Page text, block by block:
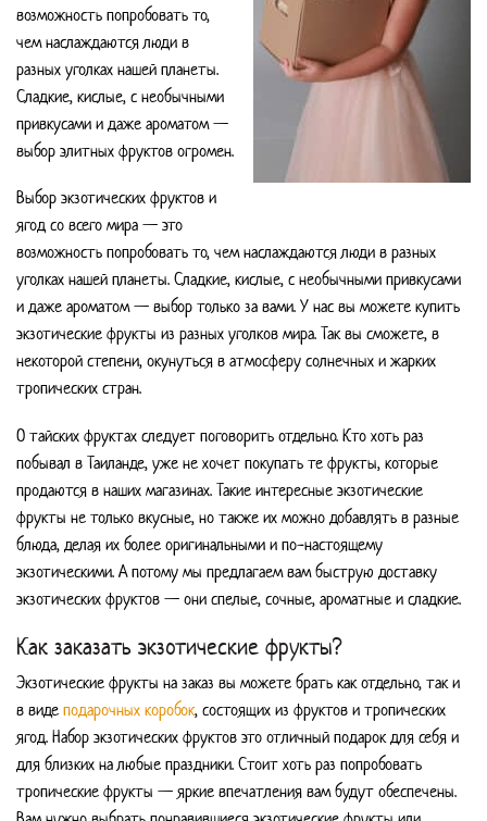
возможность попробовать то,
чем наслаждаются люди в
разных уголках нашей планеты.
Сладкие, кислые, с необычными
привкусами и даже ароматом —
выбор элитных фруктов огромен.
Выбор экзотических фруктов и
ягод со всего мира — это
возможность попробовать то, чем наслаждаются люди в разных
уголках нашей планеты. Сладкие, кислые, с необычными привкусами
и даже ароматом — выбор только за вами. У нас вы можете купить
экзотические фрукты из разных уголков мира. Так вы сможете, в
некоторой степени, окунуться в атмосферу солнечных и жарких
тропических стран.
О тайских фруктах следует поговорить отдельно. Кто хоть раз
побывал в Таиланде, уже не хочет покупать те фрукты, которые
продаются в наших магазинах. Такие интересные экзотические
фрукты не только вкусные, но также их можно добавлять в разные
блюда, делая их более оригинальными и по-настоящему
экзотическими. А потому мы предлагаем вам быструю доставку
экзотических фруктов — они спелые, сочные, ароматные и сладкие.
Как заказать экзотические фрукты?
Экзотические фрукты на заказ вы можете брать как отдельно, так и
в видеподарочных коробок, состоящих из фруктов и тропических
ягод. Набор экзотических фруктов это отличный подарок для себя и
для близких на любые праздники. Стоит хоть раз попробовать
тропические фрукты — яркие впечатления вам будут обеспечены.